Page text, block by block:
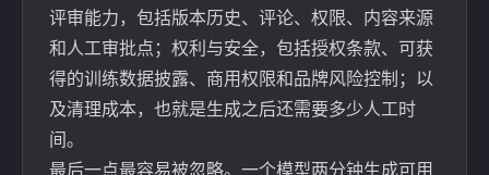
评审能力，包括版本历史、评论、权限、内容来源
和人工审批点；权利与安全，包括授权条款、可获
得的训练数据披露、商用权限和品牌风险控制；以
及清理成本，也就是生成之后还需要多少人工时
间。
最后一点最容易被忽略。一个模型两分钟生成可用